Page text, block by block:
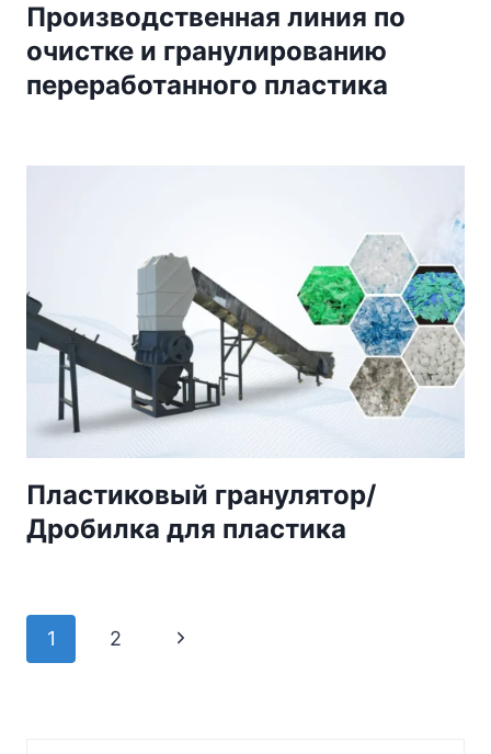
Производственная линия по
очистке и гранулированию
переработанного пластика
Пластиковый гранулятор/
Дробилка для пластика
Навигация
1 2
Следующая